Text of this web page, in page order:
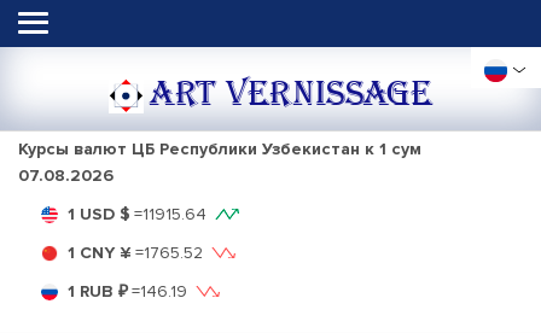
ART VERNISSAGE
Курсы валют ЦБ Республики Узбекистан к 1 сум
07.08.2026
1 USD $ =11915.64
1 CNY ¥ =1765.52
1 RUB ₽=146.19